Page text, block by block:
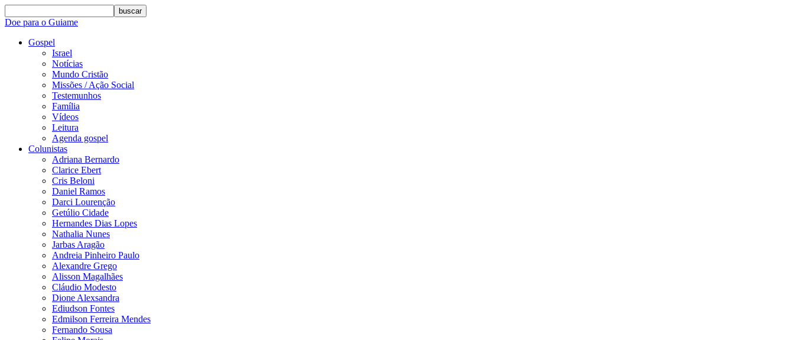
buscar
Doe para o Guiame
Gospel
Israel
Notícias
Mundo Cristão
Missões / Ação Social
Testemunhos
Família
Vídeos
Leitura
Agenda gospel
Colunistas
Adriana Bernardo
Clarice Ebert
Cris Beloni
Daniel Ramos
Darci Lourenção
Getúlio Cidade
Hernandes Dias Lopes
Nathalia Nunes
Jarbas Aragão
Andreia Pinheiro Paulo
Alexandre Grego
Alisson Magalhães
Cláudio Modesto
Dione Alexsandra
Ediudson Fontes
Edmilson Ferreira Mendes
Fernando Sousa